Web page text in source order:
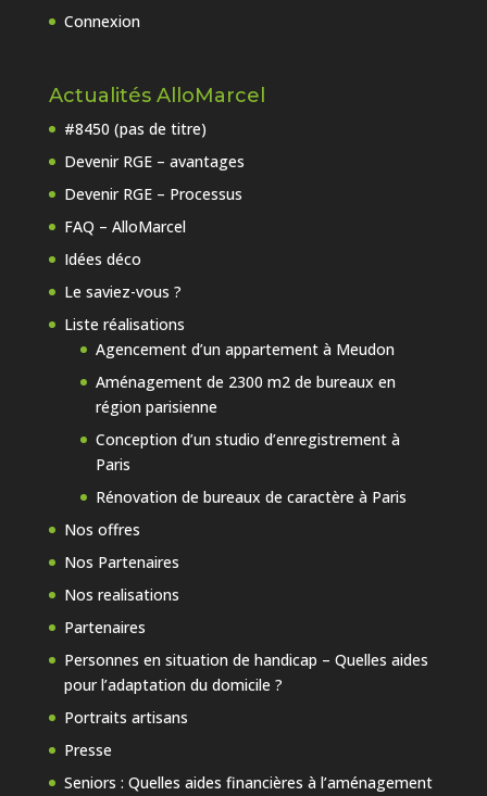
Connexion
Actualités AlloMarcel
#8450 (pas de titre)
Devenir RGE – avantages
Devenir RGE – Processus
FAQ – AlloMarcel
Idées déco
Le saviez-vous ?
Liste réalisations
Agencement d’un appartement à Meudon
Aménagement de 2300 m2 de bureaux en
région parisienne
Conception d’un studio d’enregistrement à
Paris
Rénovation de bureaux de caractère à Paris
Nos offres
Nos Partenaires
Nos realisations
Partenaires
Personnes en situation de handicap – Quelles aides
pour l’adaptation du domicile ?
Portraits artisans
Presse
Seniors : Quelles aides financières à l’aménagement